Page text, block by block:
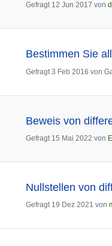
Gefragt 12 Jun 2017 von
Bestimmen Sie
Gefragt 3 Feb 2016 von
Beweis von
Gefragt 15 Mai 2022 von
Nullstellen von
Gefragt 19 Dez 2021 von